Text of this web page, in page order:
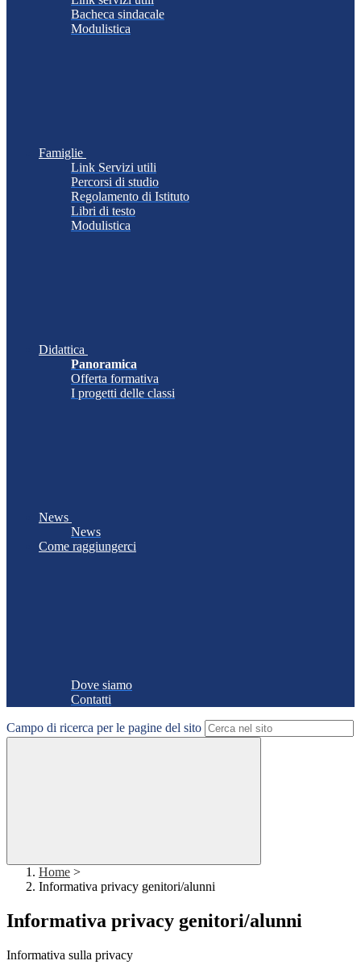
Bacheca sindacale
Modulistica
Famiglie
Link Servizi utili
Percorsi di studio
Regolamento di Istituto
Libri di testo
Modulistica
Didattica
Panoramica
Offerta formativa
I progetti delle classi
News
News
Come raggiungerci
Dove siamo
Contatti
Campo di ricerca per le pagine del sito
Home >
Informativa privacy genitori/alunni
Informativa privacy genitori/alunni
Informativa sulla privacy